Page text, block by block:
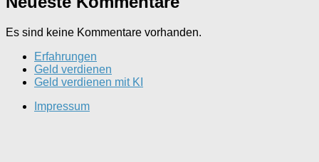
Es sind keine Kommentare vorhanden.
Erfahrungen
Geld verdienen
Geld verdienen mit KI
Impressum